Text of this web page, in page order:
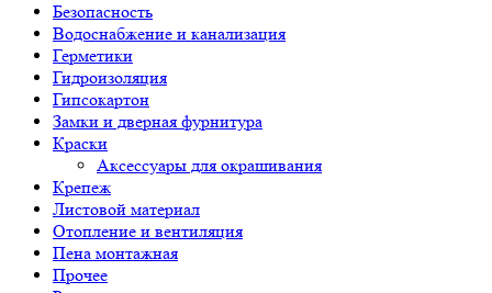
Безопасность
Водоснабжение и канализация
Герметики
Гидроизоляция
Гипсокартон
Замки и дверная фурнитура
Краски
Аксессуары для окрашивания
Крепеж
Листовой материал
Отопление и вентиляция
Пена монтажная
Прочее